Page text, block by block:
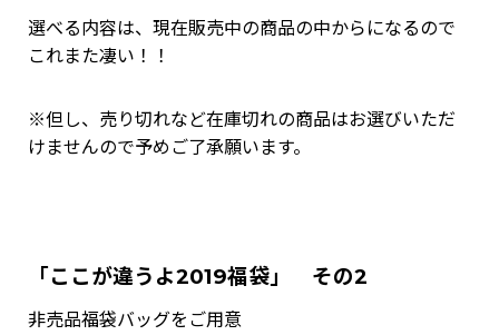
選べる内容は、現在販売中の商品の中からになるので
これまた凄い！！
※但し、売り切れなど在庫切れの商品はお選びいただ
けませんので予めご了承願います。
「ここが違うよ2019福袋」 その2
非売品福袋バッグをご用意